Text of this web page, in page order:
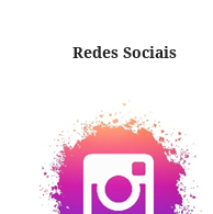
Redes Sociais